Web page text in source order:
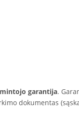
garantija.
dokumentas